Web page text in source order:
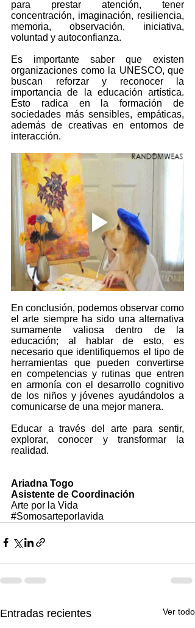
para prestar atención, tener
concentración, imaginación, resiliencia,
memoria, observación, iniciativa,
voluntad y autoconfianza.
Es importante saber que existen
organizaciones como la UNESCO, que
buscan reforzar y reconocer la
importancia de la educación artística.
Esto radica en la formación de
sociedades más sensibles, empáticas,
además de creativas en entornos de
interacción.
En conclusión, podemos observar como
el arte siempre ha sido una alternativa
sumamente valiosa dentro de la
educación; al hablar de esto, es
necesario que identifiquemos el tipo de
herramientas que pueden convertirse
en competencias y rutinas que entren
en armonía con el desarrollo cognitivo
de los niños y jóvenes ayudándolos a
comunicarse de una mejor manera.
Educar a través del arte para sentir,
explorar, conocer y transformar la
realidad.
Ariadna Togo
Asistente de Coordinación
Arte por la Vida
#Somosarteporlavida
Entradas recientes Ver todo